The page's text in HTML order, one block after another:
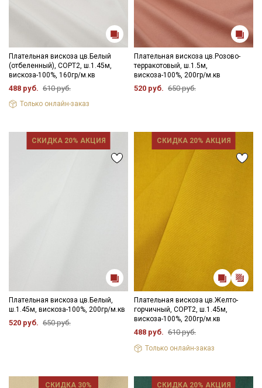
Плательная вискоза цв.Белый
(отбеленный), СОРТ2, ш.1.45м,
вискоза-100%, 160гр/м.кв
488 руб. 610 руб.
Только онлайн-заказ
Плательная вискоза цв.Розово-
терракотовый, ш.1.5м,
вискоза-100%, 200гр/м.кв
520 руб. 650 руб.
СКИДКА 20% АКЦИЯ
Плательная вискоза цв.Белый,
ш.1.45м, вискоза-100%, 200гр/м.кв
520 руб. 650 руб.
СКИДКА 20% АКЦИЯ
Плательная вискоза цв.Желто-
горчичный, СОРТ2, ш.1.45м,
вискоза-100%, 200гр/м.кв
488 руб. 610 руб.
Только онлайн-заказ
СКИДКА 30% СКИДКА 20% АКЦИЯ
Секретная рассылка от Купава
Мы публикуем здесь дополнительные
категории тканей